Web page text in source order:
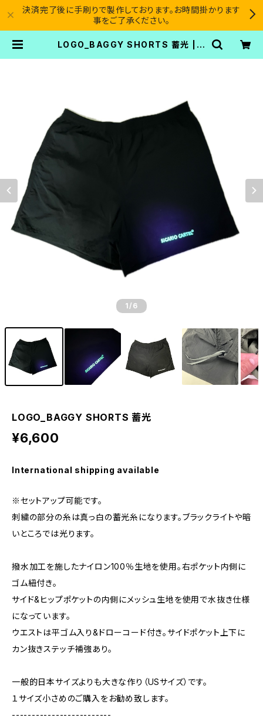
決済完了後に手刷りで製作しております。お時間掛かります
事をご了承ください。
LOGO_BAGGY SHORTS 蓄光 | S
1 /6
LOGO_BAGGY SHORTS 蓄光
¥6,600
International shipping available
※セットアップ可能です。
刺繍の部分の糸は真っ白の蓄光糸になります。ブラックライトや暗
いところでは光ります。
撥水加工を施したナイロン100％生地を使用。右ポケット内側に
ゴム紐付き。
サイド&ヒップポケットの内側にメッシュ生地を使用で水抜き仕様
になっています。
ウエストは平ゴム入り&ドローコード付き。サイドポケット上下に
カン抜きステッチ補強あり。
一般的日本サイズよりも大きな作り（USサイズ）です。
１サイズ小さめのご購入をお勧め致します。
-------------------------